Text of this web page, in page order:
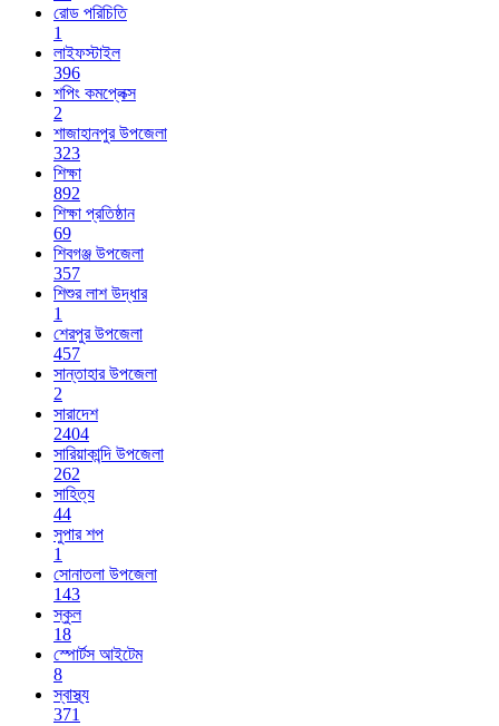
রোড পরিচিতি
1
লাইফস্টাইল
396
শপিং কমপ্লেক্স
2
শাজাহানপুর উপজেলা
323
শিক্ষা
892
শিক্ষা প্রতিষ্ঠান
69
শিবগঞ্জ উপজেলা
357
শিশুর লাশ উদ্ধার
1
শেরপুর উপজেলা
457
সান্তাহার উপজেলা
2
সারাদেশ
2404
সারিয়াকান্দি উপজেলা
262
সাহিত্য
44
সুপার শপ
1
সোনাতলা উপজেলা
143
স্কুল
18
স্পোর্টস আইটেম
8
স্বাস্থ্য
371